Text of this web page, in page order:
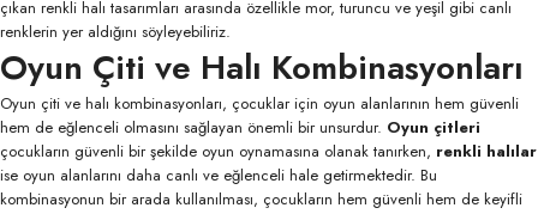
çıkan renkli halı tasarımları arasında özellikle mor, turuncu ve yeşil gibi canlı
renklerin yer aldığını söyleyebiliriz.
Oyun Çiti ve Halı Kombinasyonları
Oyun çiti ve halı kombinasyonları, çocuklar için oyun alanlarının hem güvenli
hem de eğlenceli olmasını sağlayan önemli bir unsurdur. Oyun çitleri
çocukların güvenli bir şekilde oyun oynamasına olanak tanırken, renkli halılar
ise oyun alanlarını daha canlı ve eğlenceli hale getirmektedir. Bu
kombinasyonun bir arada kullanılması, çocukların hem güvenli hem de keyifli